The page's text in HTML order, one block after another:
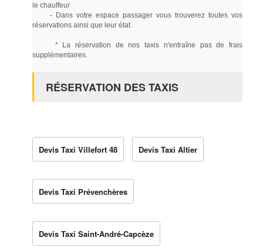
le chauffeur
- Dans votre espace passager vous trouverez toutes vos
réservations ainsi que leur état.
* La réservation de nos taxis n'entraîne pas de frais
supplémentaires.
RÉSERVATION DES TAXIS
Devis Taxi Villefort 48 Devis Taxi Altier
Devis Taxi Prévenchères
Devis Taxi Saint-André-Capcèze